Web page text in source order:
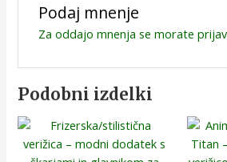
Podaj mnenje
Za oddajo mnenja se morate
Podobni izdelki